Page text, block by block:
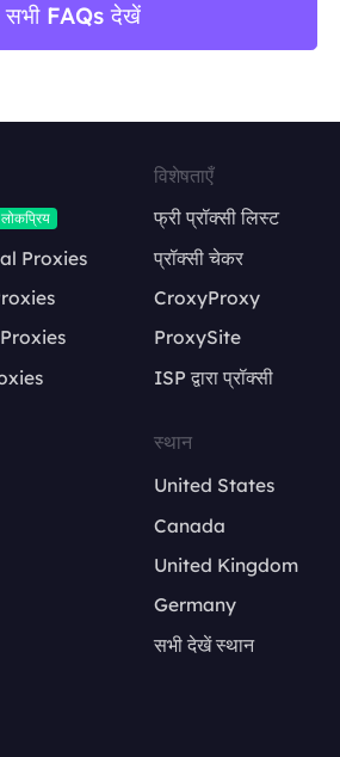
सभी FAQs देखें
लोकप्रिय
Proxies
विशेषताएँ
फ्री प्रॉक्सी लिस्ट
प्रॉक्सी चेकर
CroxyProxy
ProxySite
ISP द्वारा प्रॉक्सी
स्थान
United States
Canada
United Kingdom
Germany
सभी देखें स्थान